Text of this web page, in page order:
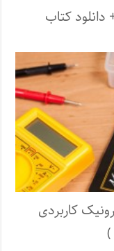
کتاب
کاربردی